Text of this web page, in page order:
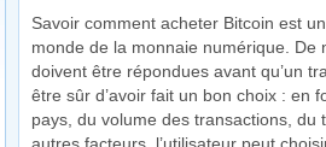
Savoir comment acheter Bitcoin est
monde de la monnaie numérique. De
doivent être répondues avant qu’un
être sûr d’avoir fait un bon choix : en
pays, du volume des transactions, du